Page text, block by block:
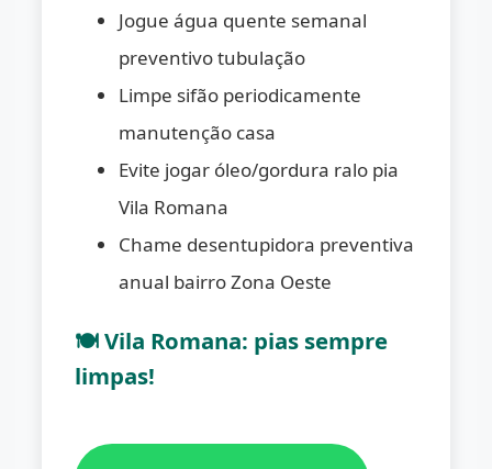
Jogue água quente semanal
preventivo tubulação
Limpe sifão periodicamente
manutenção casa
Evite jogar óleo/gordura ralo pia
Vila Romana
Chame desentupidora preventiva
anual bairro Zona Oeste
🍽️ Vila Romana: pias sempre
limpas!